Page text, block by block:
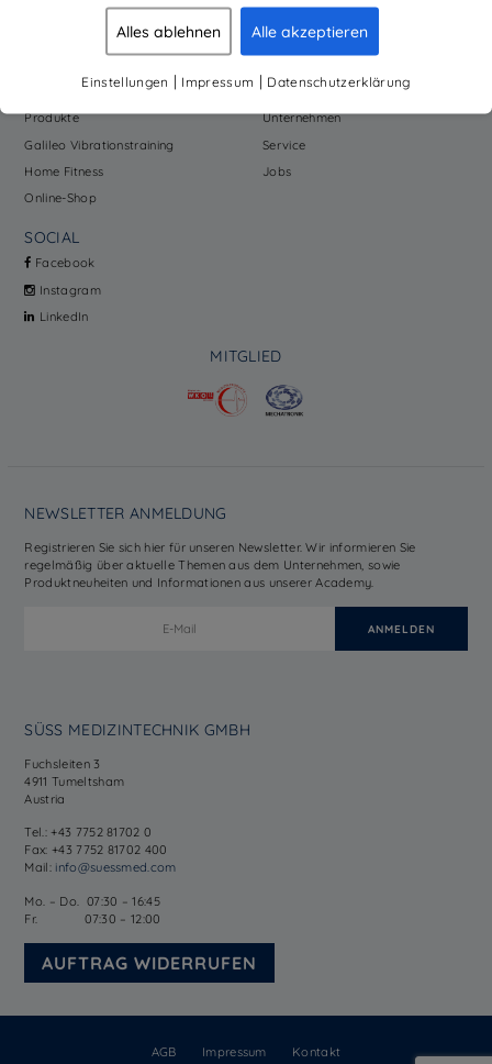
PRODUKTE
Produkte
Galileo Vibrationstraining
Home Fitness
Online-Shop
MEHR
Academy
Kundenmagazine
Unternehmen
Service
Jobs
SOCIAL
Facebook
Instagram
LinkedIn
MITGLIED
NEWSLETTER ANMELDUNG
Registrieren Sie sich hier für unseren Newsletter. Wir informieren Sie
regelmäßig über aktuelle Themen aus dem Unternehmen, sowie
Produktneuheiten und Informationen aus unserer Academy.
SÜSS MEDIZINTECHNIK GMBH
Fuchsleiten 3
4911 Tumeltsham
Austria
Tel.: +43 7752 81702 0
Fax: +43 7752 81702 400
Mail: info@suessmed.com
Mo. – Do. 07:30 – 16:45
Fr. 07:30 – 12:00
AUFTRAG WIDERRUFEN
AGB Impressum Kontakt
Alles ablehnen Alle akzeptieren
Einstellungen | Impressum | Datenschutzerklärung